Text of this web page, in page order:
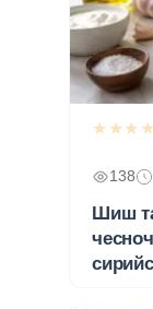
138
Шиш